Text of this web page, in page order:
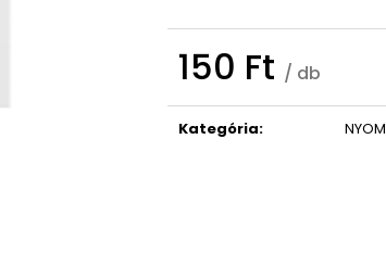
150 Ft / db
Kategória: